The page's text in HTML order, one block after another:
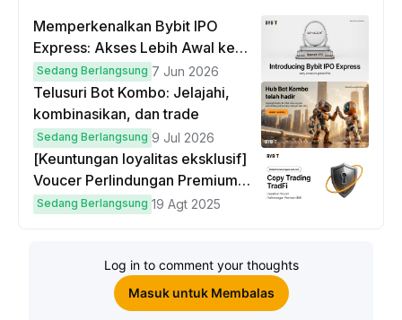
Memperkenalkan Bybit IPO
Express: Akses Lebih Awal ke
IPO Global!
Sedang Berlangsung 7 Jun 2026
Telusuri Bot Kombo: Jelajahi,
kombinasikan, dan trade
Sedang Berlangsung 9 Jul 2026
[Keuntungan loyalitas eksklusif]
Voucer Perlindungan Premium
hingga $50
Sedang Berlangsung 19 Agt 2025
Log in to comment your thoughts
Masuk untuk Membalas